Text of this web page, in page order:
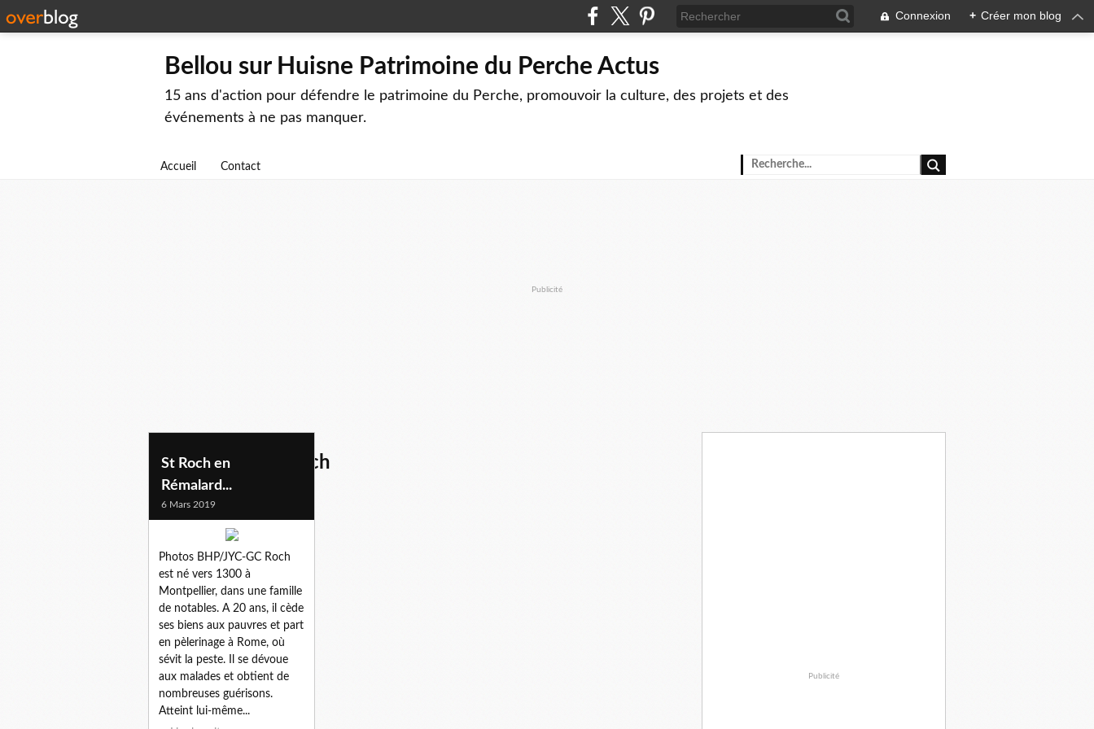
Connexion + Créer mon blog
Bellou sur Huisne Patrimoine du Perche Actus
15 ans d'action pour défendre le patrimoine du Perche, promouvoir la culture, des projets et des
événements à ne pas manquer.
Accueil Contact
Publicité
statue de rue st roch
St Roch en
Rémalard...
6 Mars 2019
Photos BHP/JYC-GC Roch
est né vers 1300 à
Montpellier, dans une famille
de notables. A 20 ans, il cède
ses biens aux pauvres et part
en pèlerinage à Rome, où
sévit la peste. Il se dévoue
aux malades et obtient de
nombreuses guérisons.
Atteint lui-même...
Publicité